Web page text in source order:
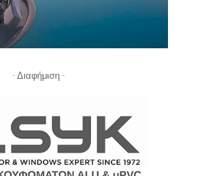
- Διαφήμιση -